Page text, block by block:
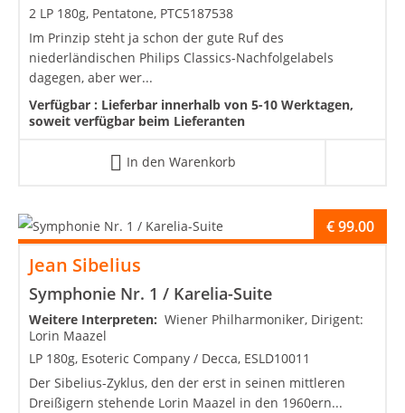
2 LP 180g, Pentatone, PTC5187538
Im Prinzip steht ja schon der gute Ruf des
niederländischen Philips Classics-Nachfolgelabels
dagegen, aber wer...
Verfügbar : Lieferbar innerhalb von 5-10 Werktagen,
soweit verfügbar beim Lieferanten
In den Warenkorb
Jean Sibelius
Symphonie Nr. 1 / Karelia-Suite
€99.00
Weitere Interpreten: Wiener Philharmoniker, Dirigent:
Lorin Maazel
LP 180g, Esoteric Company / Decca, ESLD10011
Der Sibelius-Zyklus, den der erst in seinen mittleren
Dreißigern stehende Lorin Maazel in den 1960ern...